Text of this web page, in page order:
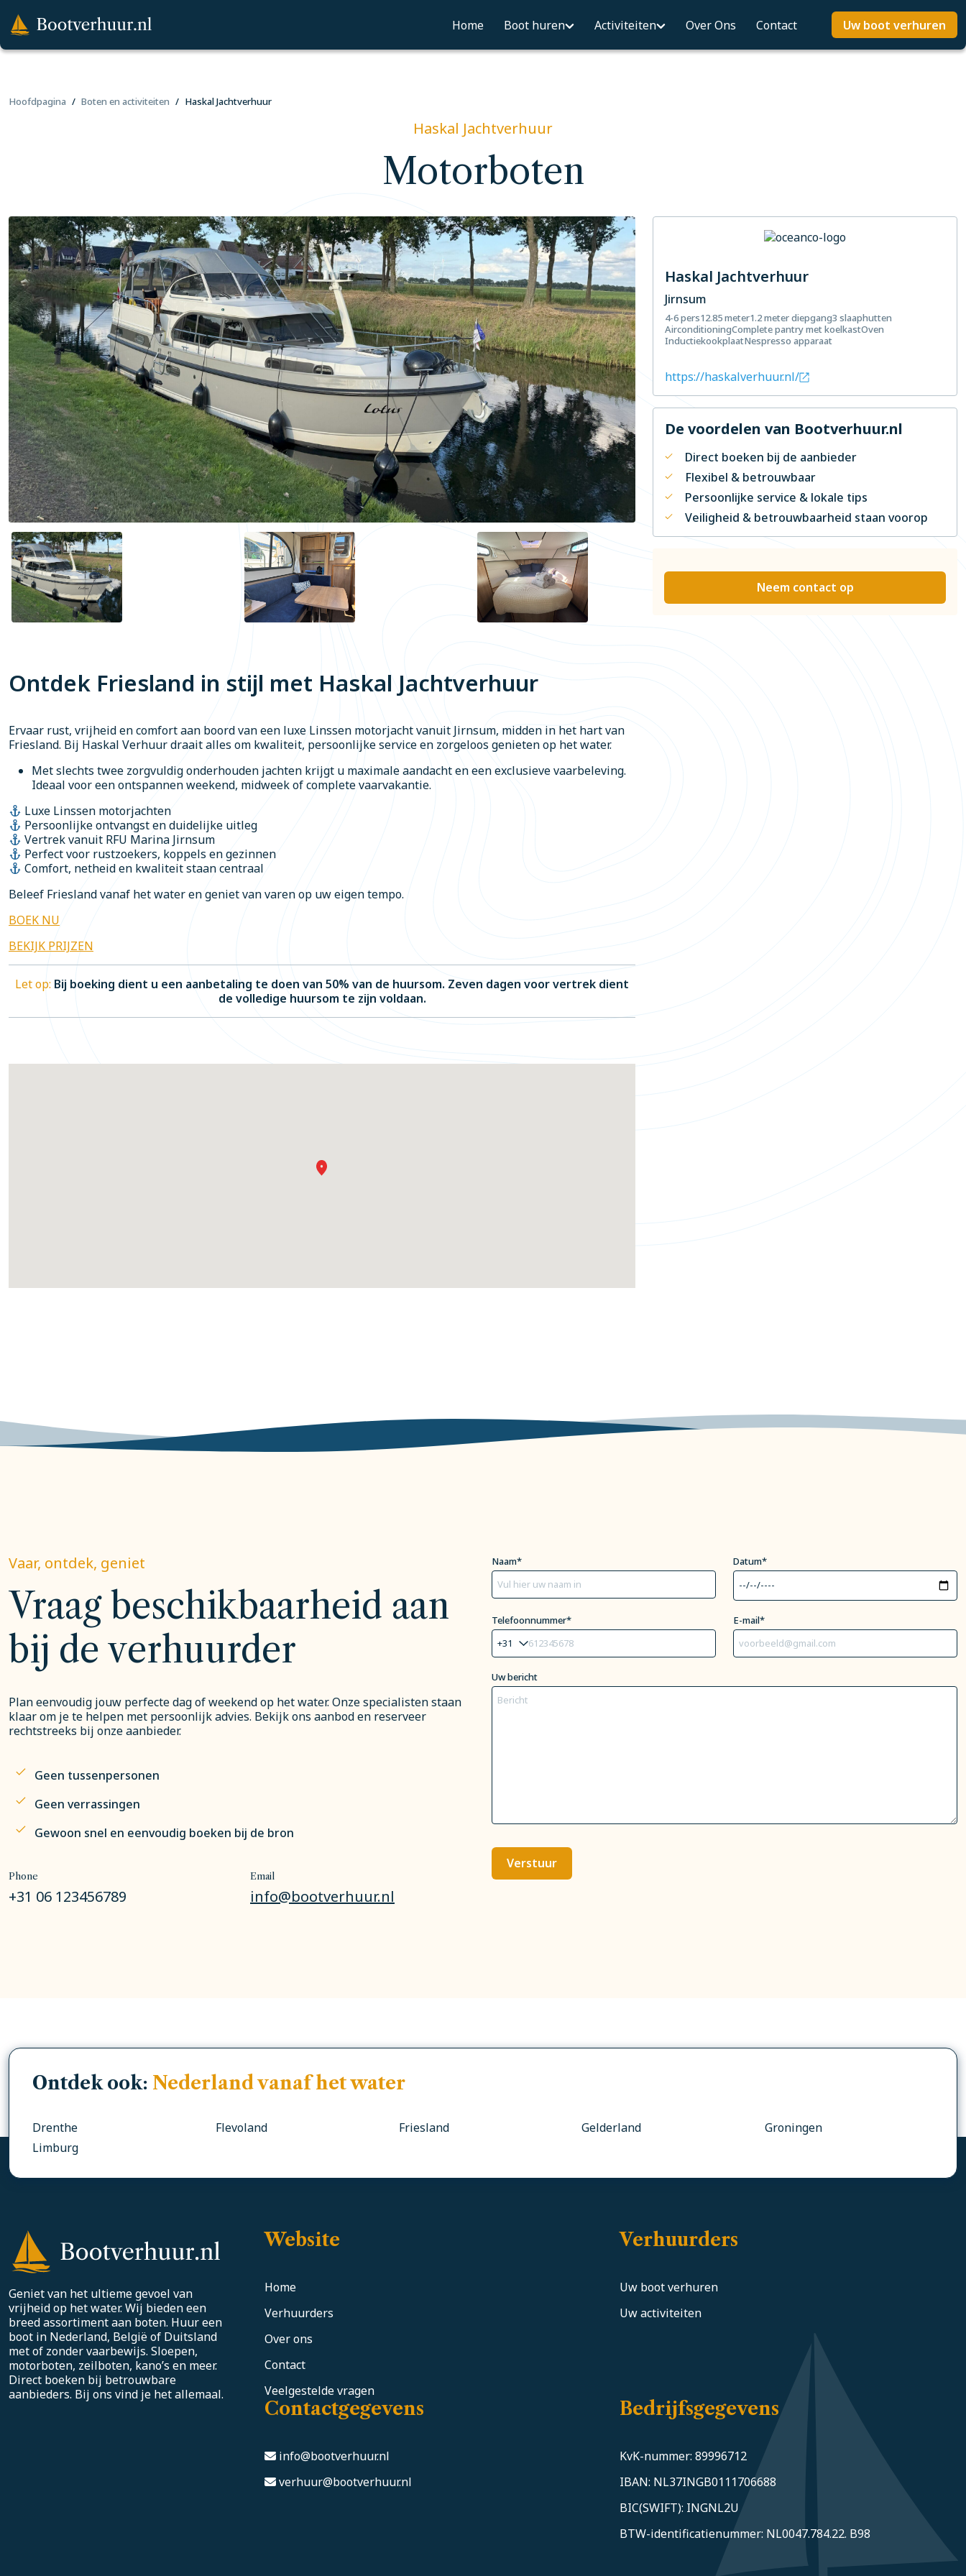
Home Boot huren Activiteiten Over Ons Contact Uw boot verhuren
Hoofdpagina Boten en activiteiten Haskal Jachtverhuur
Haskal Jachtverhuur
Motorboten
Ontdek Friesland in stijl met Haskal Jachtverhuur
Ervaar rust, vrijheid en comfort aan boord van een luxe Linssen motorjacht vanuit Jirnsum, midden in het hart van
Friesland. Bij Haskal Verhuur draait alles om kwaliteit, persoonlijke service en zorgeloos genieten op het water.
Met slechts twee zorgvuldig onderhouden jachten krijgt u maximale aandacht en een exclusieve vaarbeleving.
Ideaal voor een ontspannen weekend, midweek of complete vaarvakantie.
Luxe Linssen motorjachten
Persoonlijke ontvangst en duidelijke uitleg
Vertrek vanuit RFU Marina Jirnsum
Perfect voor rustzoekers, koppels en gezinnen
Comfort, netheid en kwaliteit staan centraal
Beleef Friesland vanaf het water en geniet van varen op uw eigen tempo.
BOEK NU
BEKIJK PRIJZEN
Let op: Bij boeking dient u een aanbetaling te doen van 50% van de huursom. Zeven dagen voor vertrek dient
de volledige huursom te zijn voldaan.
Haskal Jachtverhuur
Jirnsum
4-6 pers12.85 meter1.2 meter diepgang3 slaaphutten
AirconditioningComplete pantry met koelkastOven
InductiekookplaatNespresso apparaat
https://haskalverhuur.nl/
De voordelen van Bootverhuur.nl
Direct boeken bij de aanbieder
Flexibel & betrouwbaar
Persoonlijke service & lokale tips
Veiligheid & betrouwbaarheid staan voorop
Neem contact op
Vaar, ontdek, geniet
Vraag beschikbaarheid aan
bij de verhuurder
Plan eenvoudig jouw perfecte dag of weekend op het water. Onze specialisten staan
klaar om je te helpen met persoonlijk advies. Bekijk ons aanbod en reserveer
rechtstreeks bij onze aanbieder.
Geen tussenpersonen
Geen verrassingen
Gewoon snel en eenvoudig boeken bij de bron
Phone
+31 06 123456789
Email
info@bootverhuur.nl
Naam* Datum*
Telefoonnummer* E-mail*
Uw bericht
Ontdek ook: Nederland vanaf het water
Drenthe Flevoland Friesland Gelderland
Groningen
Limburg
Geniet van het ultieme gevoel van
vrijheid op het water. Wij bieden een
breed assortiment aan boten. Huur een
boot in Nederland, België of Duitsland
met of zonder vaarbewijs. Sloepen,
motorboten, zeilboten, kano’s en meer.
Direct boeken bij betrouwbare
aanbieders. Bij ons vind je het allemaal.
Website
Home
Verhuurders
Over ons
Contact
Veelgestelde vragen
Verhuurders
Uw boot verhuren
Uw activiteiten
Contactgegevens
info@bootverhuur.nl
verhuur@bootverhuur.nl
Bedrijfsgegevens
KvK-nummer: 89996712
IBAN: NL37INGB0111706688
BIC(SWIFT): INGNL2U
BTW-identificatienummer: NL0047.784.22. B98